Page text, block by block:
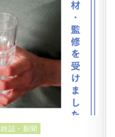
雑誌・新聞